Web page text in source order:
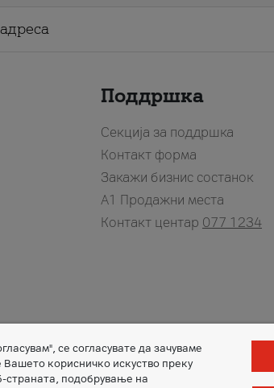
Поддршка
Секција за поддршка
Контакт форма
Закажи бизнис состанок
A1 Продажни места
Контакт центар 077 1234
се согласувате да зачуваме
корисничко искуство преку
страната, подобрување на